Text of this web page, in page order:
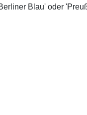
Blau' oder